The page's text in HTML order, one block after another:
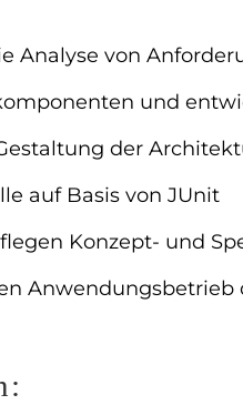
Analyse von
und
der
auf Basis von JUnit
Konzept- und
Anwendungsbetrieb